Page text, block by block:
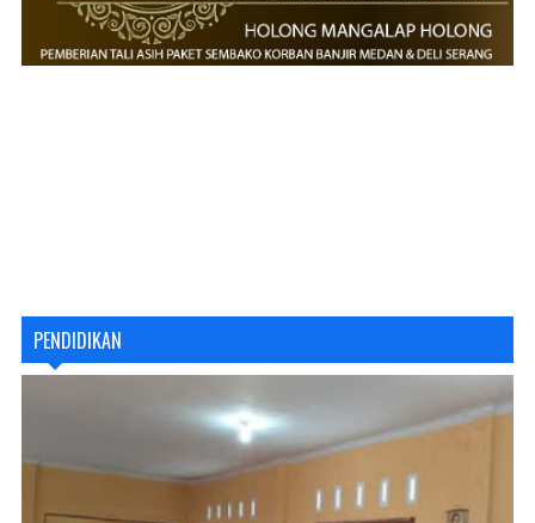
PENDIDIKAN